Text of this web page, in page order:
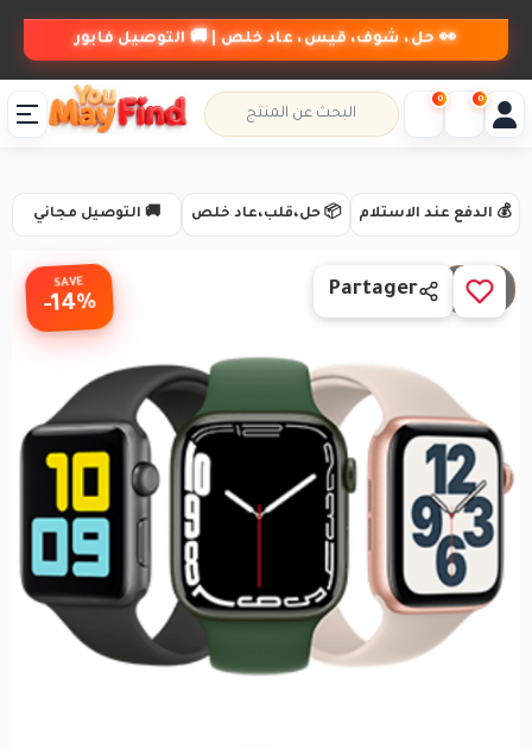
👀 حل، شوف، قيس، عاد خلص | 🚚 التوصيل فابور
🚚 التوصيل مجاني 📦 حل،قلب،عاد خلص 💰 الدفع عند الاستلام
SAVE
-14%
1 / 3
Partager
0 0